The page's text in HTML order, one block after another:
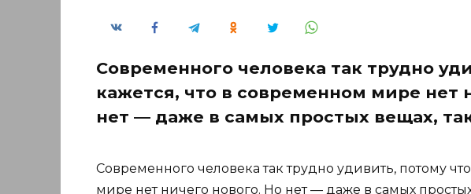
Современного человека так трудно
кажется, что в современном мире нет
нет — даже в самых простых вещах,
Современного человека так трудно удивить, потому
мире нет ничего нового. Но нет — даже в самых